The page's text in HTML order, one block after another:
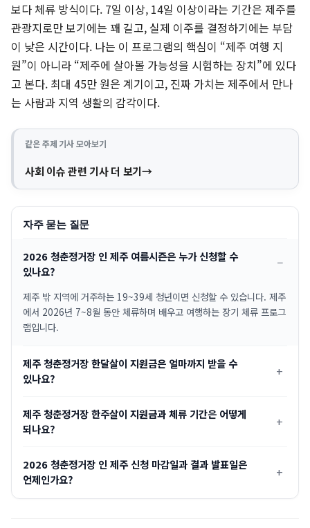
보다 체류 방식이다. 7일 이상, 14일 이상이라는 기간은 제주를
관광지로만 보기에는 꽤 길고, 실제 이주를 결정하기에는 부담
이 낮은 시간이다. 나는 이 프로그램의 핵심이 “제주 여행 지
원”이 아니라 “제주에 살아볼 가능성을 시험하는 장치”에 있다
고 본다. 최대 45만 원은 계기이고, 진짜 가치는 제주에서 만나
는 사람과 지역 생활의 감각이다.
같은 주제 기사 모아보기
사회 이슈 관련 기사 더 보기
자주 묻는 질문
2026 청춘정거장 인 제주 여름시즌은 누가 신청할 수
있나요?
제주 밖 지역에 거주하는 19~39세 청년이면 신청할 수 있습니다. 제주
에서 2026년 7~8월 동안 체류하며 배우고 여행하는 장기 체류 프로그
램입니다.
제주 청춘정거장 한달살이 지원금은 얼마까지 받을 수
있나요?
제주 청춘정거장 한주살이 지원금과 체류 기간은 어떻게
되나요?
2026 청춘정거장 인 제주 신청 마감일과 결과 발표일은
언제인가요?